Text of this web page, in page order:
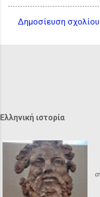
Δημοσίευση σχολίου
Ελληνική ιστορία